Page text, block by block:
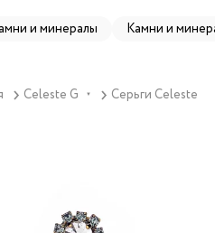
и минералы Камни и
Celeste G ▼ Серьги Celeste